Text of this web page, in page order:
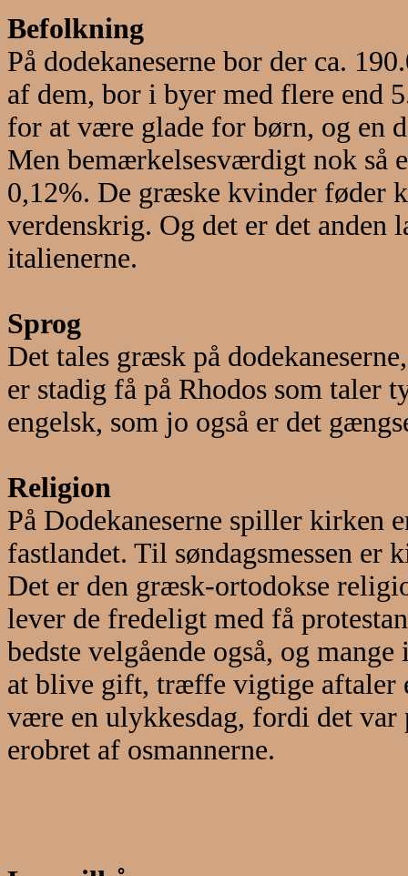
Befolkning
På dodekaneserne bor der ca.
af dem, bor i byer med flere end
for at være glade for børn, og en
Men bemærkelsesværdigt nok så
0,12%. De græske kvinder føder
verdenskrig. Og det er det anden
italienerne.
Sprog
Det tales græsk på
er stadig få på Rhodos som taler
engelsk, som jo også er det
Religion
På Dodekaneserne spiller kirken
fastlandet. Til søndagsmessen
Det er den græsk-ortodokse
lever de fredeligt med få
bedste velgående også, og
at blive gift, træffe vigtige aftaler
være en ulykkesdag, fordi det var
erobret af osmannerne.